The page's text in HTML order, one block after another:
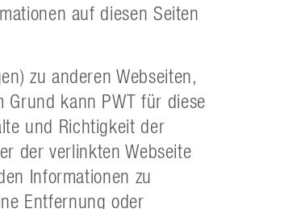
auf diesen Seiten
zu anderen Webseiten,
Grund kann PWT für diese
und Richtigkeit der
der verlinkten Webseite
Informationen zu
Entfernung oder